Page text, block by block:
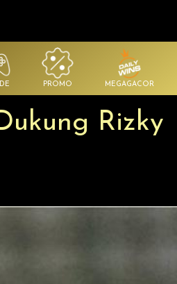
PROMO MEGAGACOR
Rizky